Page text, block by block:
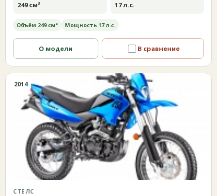
249 см³ 17 л.с.
Объём 249 см³ Мощность 17 л.с.
О модели В сравнение
2014
СТЕЛС